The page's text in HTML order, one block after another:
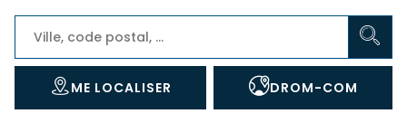
ME LOCALISER DROM-COM